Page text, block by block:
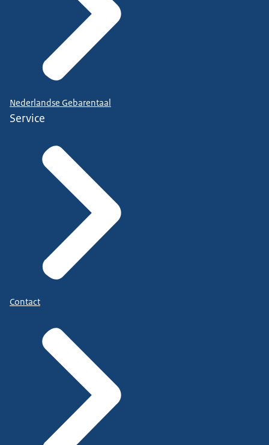
Nederlandse Gebarentaal
Service
Contact